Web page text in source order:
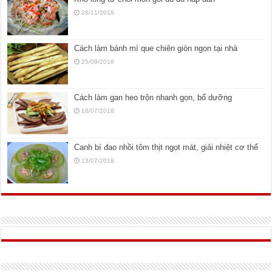
28/11/2018
Cách làm bánh mì que chiên giòn ngon tại nhà
25/09/2018
Cách làm gan heo trộn nhanh gọn, bổ dưỡng
16/07/2018
Canh bí đao nhồi tôm thịt ngọt mát, giải nhiệt cơ thể
13/07/2018